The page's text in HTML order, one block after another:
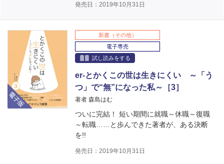
発売日：2019年10月31日
電子版
新書（その他）
電子専売
試し読みをする
er-とかくこの世は生きにくい ～「う
つ」で“無”になった私～［3］
著者 森島はむ
ついに完結！ 短い期間に就職～休職～復職
～転職……と歩んできた著者が、ある決断
を!!
発売日：2019年10月31日